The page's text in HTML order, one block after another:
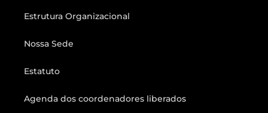
Estrutura Organizacional
Nossa Sede
Estatuto
Agenda dos coordenadores liberados